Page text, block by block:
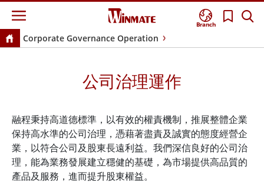
Branch
Corporate Governance Operation
公司治理運作
融程秉持高道德標準，以有效的權責機制，推展整體企業
保持高水準的公司治理，憑藉著盡責及誠實的態度經營企
業，以符合公司及股東長遠利益。我們深信良好的公司治
理，能為業務發展建立穩健的基礎，為市場提供高品質的
產品及服務，進而提升股東權益。